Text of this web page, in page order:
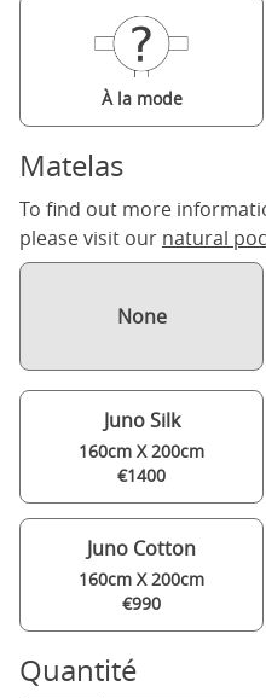
À la mode
Matelas
To find out more
please visit our natural
None
Juno Silk
160cm X 200cm
€1400
Juno Cotton
160cm X 200cm
€990
Quantité